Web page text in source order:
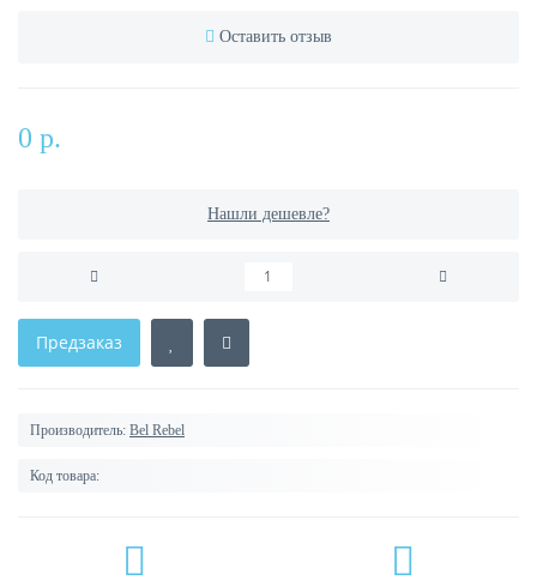
Оставить отзыв
0 р.
Нашли дешевле?
Предзаказ
Производитель: Bel Rebel
Код товара: